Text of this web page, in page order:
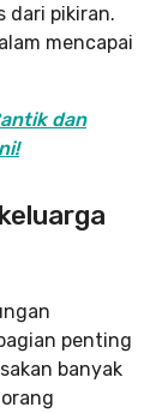
dari pikiran.
mencapai
dan
penting
banyak